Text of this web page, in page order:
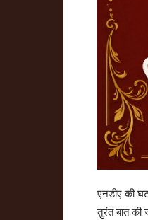
एनडीए की
तुरंत बात की